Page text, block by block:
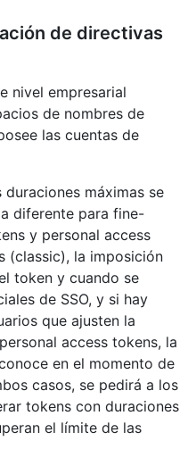
de directivas
nivel empresarial
de nombres de
las cuentas de
máximas se
diferente para fine-
y personal access
(classic), la imposición
token y cuando se
de SSO, y si hay
que ajusten la
access tokens, la
en el momento de
casos, se pedirá a los
tokens con duraciones
el límite de las